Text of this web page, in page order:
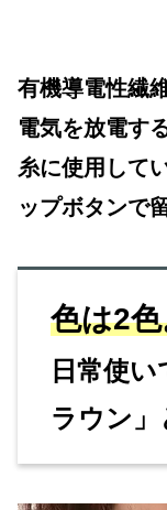
有機導電性繊
電気を放電す
糸に使用して
ップボタンで
色は2
日常使
ラウン」